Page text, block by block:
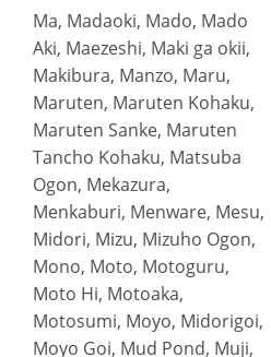
Ma, Madaoki, Mado, Mado
Aki, Maezeshi, Maki ga okii,
Makibura, Manzo, Maru,
Maruten, Maruten Kohaku,
Maruten Sanke, Maruten
Tancho Kohaku, Matsuba
Ogon, Mekazura,
Menkaburi, Menware, Mesu,
Midori, Mizu, Mizuho Ogon,
Mono, Moto, Motoguru,
Moto Hi, Motoaka,
Motosumi, Moyo, Midorigoi,
Moyo Goi, Mud Pond, Muji,